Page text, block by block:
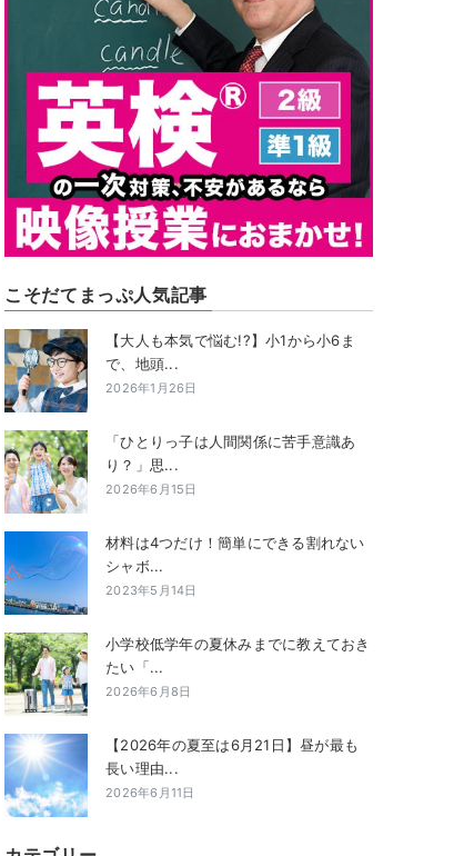
こそだてまっぷ人気記事
【大人も本気で悩む!?】小1から小6ま
で、地頭...
2026年1月26日
「ひとりっ子は人間関係に苦手意識あ
り？」思...
2026年6月15日
材料は4つだけ！簡単にできる割れない
シャボ...
2023年5月14日
小学校低学年の夏休みまでに教えておき
たい「...
2026年6月8日
【2026年の夏至は6月21日】昼が最も
長い理由...
2026年6月11日